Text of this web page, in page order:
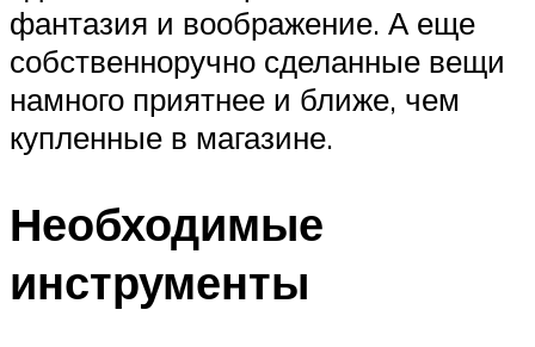
фантазия и воображение. А еще
собственноручно сделанные вещи
намного приятнее и ближе, чем
купленные в магазине.
Необходимые
инструменты